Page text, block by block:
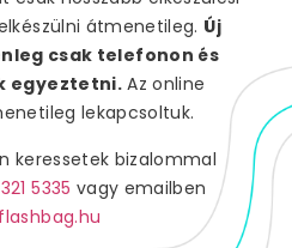
átmenetileg. Új
csak telefonon és
egyeztetni.Az online
lekapcsoltuk.
keressetek bizalommal
5335 vagy emailben